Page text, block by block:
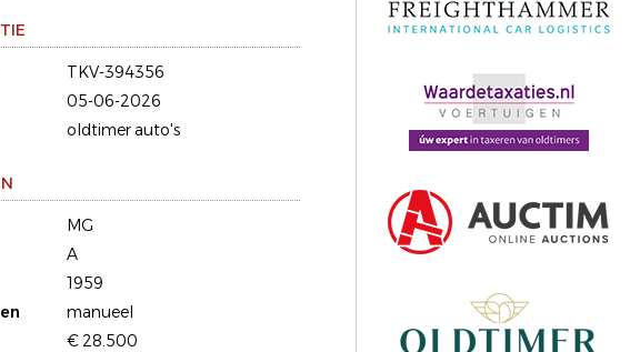
TKV-394356
05-06-2026
oldtimer auto's
MG
A
1959
manueel
€ 28.500